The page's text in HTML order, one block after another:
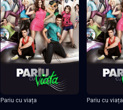
Pariu cu viața Pariu cu viața